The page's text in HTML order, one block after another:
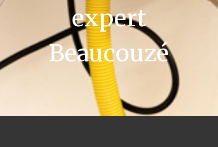
expert
Beaucouzé